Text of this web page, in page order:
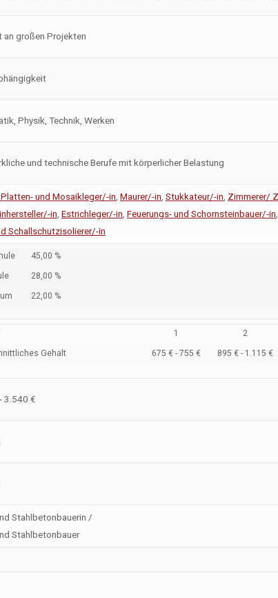
an großen Projekten
Physik, Technik, Werken
und technische Berufe mit körperlicher Belastung
Platten- und Mosaikleger/-in Maurer/-in Stukkateur/-in Zimmerer/
in Estrichleger/-in Feuerungs- und Schornsteinbauer/-in
Schallschutzisolierer/-in
45,00 %
28,00 %
22,00 %
1 2
Gehalt 675 € - 755 € 895 € - 1.115 €
3.540 €
Stahlbetonbauerin /
Stahlbetonbauer